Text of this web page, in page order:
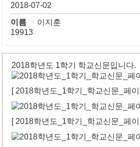
2018-07-02
이름
이지훈
19913
2018학년도 1학기 학교신문입니다.
[ 2018학년도_1학기_학교신문_페
[ 2018학년도_1학기_학교신문_페